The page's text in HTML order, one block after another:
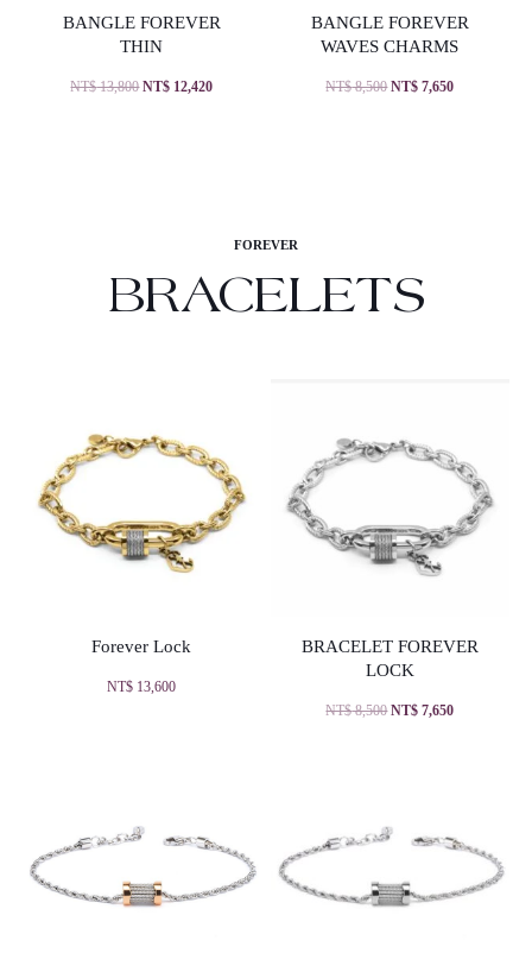
BANGLE FOREVER
THIN
NT$13,800 NT$ 12,420
BANGLE FOREVER
WAVES CHARMS
NT$8,500 NT$ 7,650
FOREVER
BRACELETS
Forever Lock
NT$ 13,600
BRACELET FOREVER
LOCK
NT$8,500 NT$ 7,650